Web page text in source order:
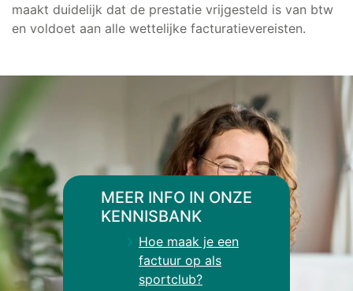
maakt duidelijk dat de prestatie vrijgesteld is van btw
en voldoet aan alle wettelijke facturatievereisten.
MEER INFO IN ONZE
KENNISBANK
Hoe maak je een
factuur op als
sportclub?